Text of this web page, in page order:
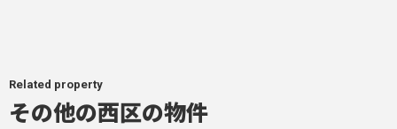
Related property
その他の西区の物件